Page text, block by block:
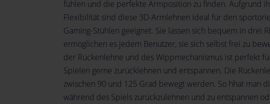
fühlen und die perfekte Armposition zu finden. Aufgrund
Flexibilität sind diese 3D-Armlehnen ideal für den
Gaming-Stühlen geeignet. Sie lassen sich bequem in drei
ermöglichen es jedem Benutzer, sie sich selbst frei zu
der Rückenlehne und des Wippmechanismus ist perfekt
Spielen gerne zurücklehnen und entspannen. Die
zwischen 90 und 125 Grad bewegt werden. So hhat man
während des Spiels zurückzulehnen und zu entspannen